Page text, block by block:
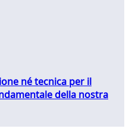
né tecnica per il
della nostra